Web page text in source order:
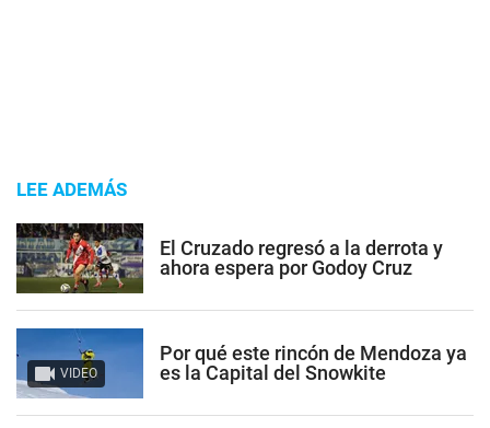
LEE ADEMÁS
El Cruzado regresó a la derrota y
ahora espera por Godoy Cruz
VIDEO
Por qué este rincón de Mendoza ya
es la Capital del Snowkite